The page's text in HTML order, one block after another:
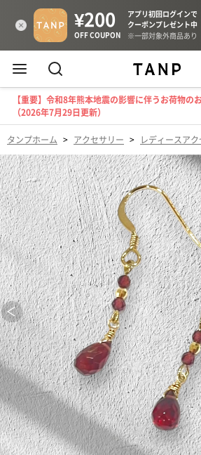
【重要】令和8年熊本地震の影響に伴うお荷物の
（2026年7月29日更新）
タンプホーム > アクセサリー > レディースア